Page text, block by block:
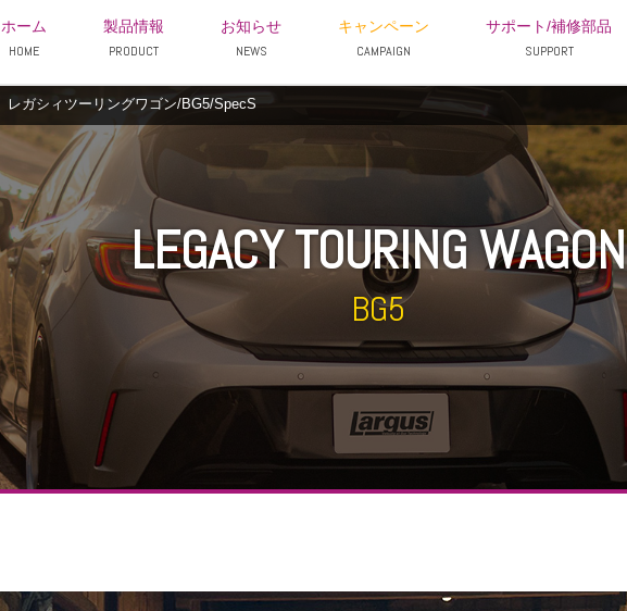
ホーム
HOME
製品情報
PRODUCT
お知らせ
NEWS
キャンペーン
CAMPAIGN
サポート/補修部品
SUPPORT
レガシィツーリングワゴン/BG5/SpecS
LEGACY TOURING WAGON
BG5